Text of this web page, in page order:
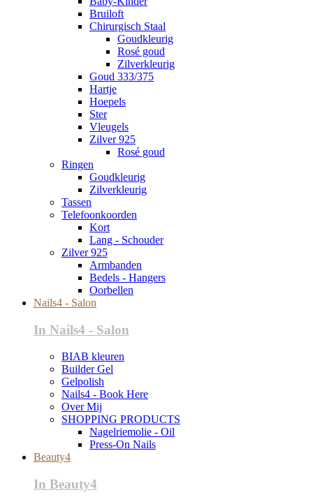
Bruiloft
Chirurgisch Staal
Goudkleurig
Rosé goud
Zilverkleurig
Goud 333/375
Hartje
Hoepels
Ster
Vleugels
Zilver 925
Rosé goud
Ringen
Goudkleurig
Zilverkleurig
Tassen
Telefoonkoorden
Kort
Lang - Schouder
Zilver 925
Armbanden
Bedels - Hangers
Oorbellen
Nails4 - Salon
In Nails4 - Salon
BIAB kleuren
Builder Gel
Gelpolish
Nails4 - Book Here
Over Mij
SHOPPING PRODUCTS
Nagelriemolie - Oil
Press-On Nails
Beauty4
In Beauty4